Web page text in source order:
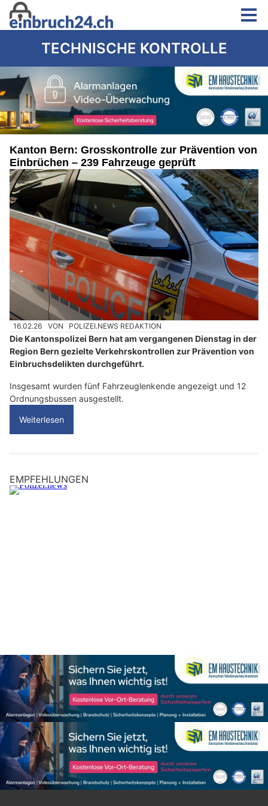
TECHNISCHE KONTROLLE
Kanton Bern: Grosskontrolle zur Prävention von
Einbrüchen – 239 Fahrzeuge geprüft
16.02.26 VON POLIZEI.NEWS REDAKTION
Die Kantonspolizei Bern hat am vergangenen Dienstag in der
Region Bern gezielte Verkehrskontrollen zur Prävention von
Einbruchsdelikten durchgeführt.
Insgesamt wurden fünf Fahrzeuglenkende angezeigt und 12
Ordnungsbussen ausgestellt.
Weiterlesen
EMPFEHLUNGEN